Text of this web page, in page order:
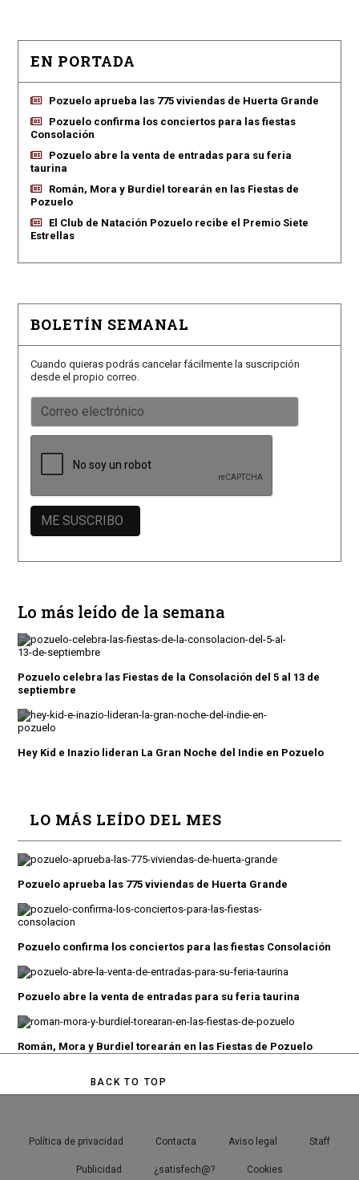
EN PORTADA
Pozuelo aprueba las 775 viviendas de Huerta Grande
Pozuelo confirma los conciertos para las fiestas
Consolación
Pozuelo abre la venta de entradas para su feria
taurina
Román, Mora y Burdiel torearán en las Fiestas de
Pozuelo
El Club de Natación Pozuelo recibe el Premio Siete
Estrellas
BOLETÍN SEMANAL
Cuando quieras podrás cancelar fácilmente la suscripción
desde el propio correo.
Lo más leído de la semana
Pozuelo celebra las Fiestas de la Consolación del 5 al 13 de
septiembre
Hey Kid e Inazio lideran La Gran Noche del Indie en Pozuelo
LO MÁS LEÍDO DEL MES
Pozuelo aprueba las 775 viviendas de Huerta Grande
Pozuelo confirma los conciertos para las fiestas Consolación
Pozuelo abre la venta de entradas para su feria taurina
Román, Mora y Burdiel torearán en las Fiestas de Pozuelo
BACK TO TOP
Política de privacidad Contacta Aviso legal Staff
Publicidad ¿satisfech@? Cookies